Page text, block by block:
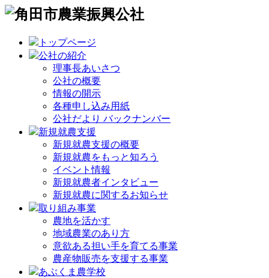
トップページ
公社の紹介
理事長あいさつ
公社の概要
情報の開示
各種申し込み用紙
公社だより バックナンバー
新規就農支援
新規就農支援の概要
新規就農をもっと知ろう
イベント情報
新規就農者インタビュー
新規就農に関するお知らせ
取り組み事業
農地を活かす
地域農業のあり方
意欲ある担い手を育てる事業
農産物販売を支援する事業
あぶくま農学校